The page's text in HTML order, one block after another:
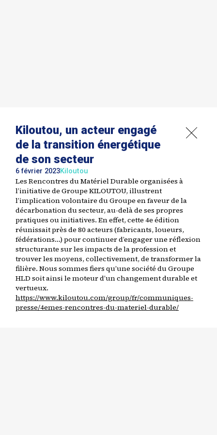
Kiloutou, un acteur engagé
de la transition énergétique
de son secteur
6 février 2023Kiloutou
Les Rencontres du Matériel Durable organisées à
l’initiative de Groupe KILOUTOU, illustrent
l’implication volontaire du Groupe en faveur de la
décarbonation du secteur, au-delà de ses propres
pratiques ou initiatives. En effet, cette 4e édition
réunissait près de 80 acteurs (fabricants, loueurs,
fédérations…) pour continuer d’engager une réflexion
structurante sur les impacts de la profession et
trouver les moyens, collectivement, de transformer la
filière. Nous sommes fiers qu’une société du Groupe
HLD soit ainsi le moteur d’un changement durable et
vertueux.
https://www.kiloutou.com/group/fr/communiques-
presse/4emes-rencontres-du-materiel-durable/